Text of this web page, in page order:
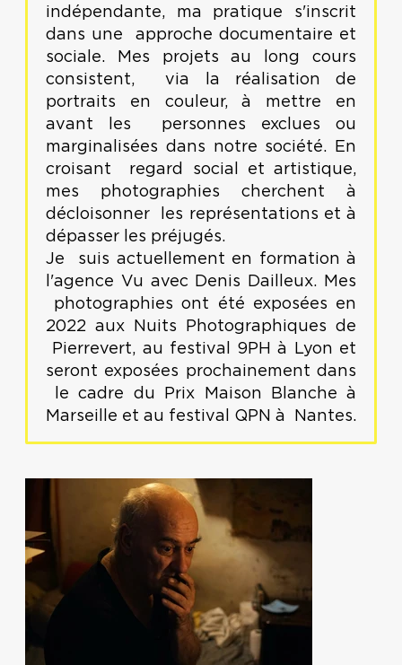
indépendante, ma pratique s'inscrit
dans une approche documentaire et
sociale. Mes projets au long cours
consistent, via la réalisation de
portraits en couleur, à mettre en
avant les personnes exclues ou
marginalisées dans notre société. En
croisant regard social et artistique,
mes photographies cherchent à
décloisonner les représentations et à
dépasser les préjugés.
Je suis actuellement en formation à
l'agence Vu avec Denis Dailleux. Mes
photographies ont été exposées en
2022 aux Nuits Photographiques de
Pierrevert, au festival 9PH à Lyon et
seront exposées prochainement dans
le cadre du Prix Maison Blanche à
Marseille et au festival QPN à Nantes.